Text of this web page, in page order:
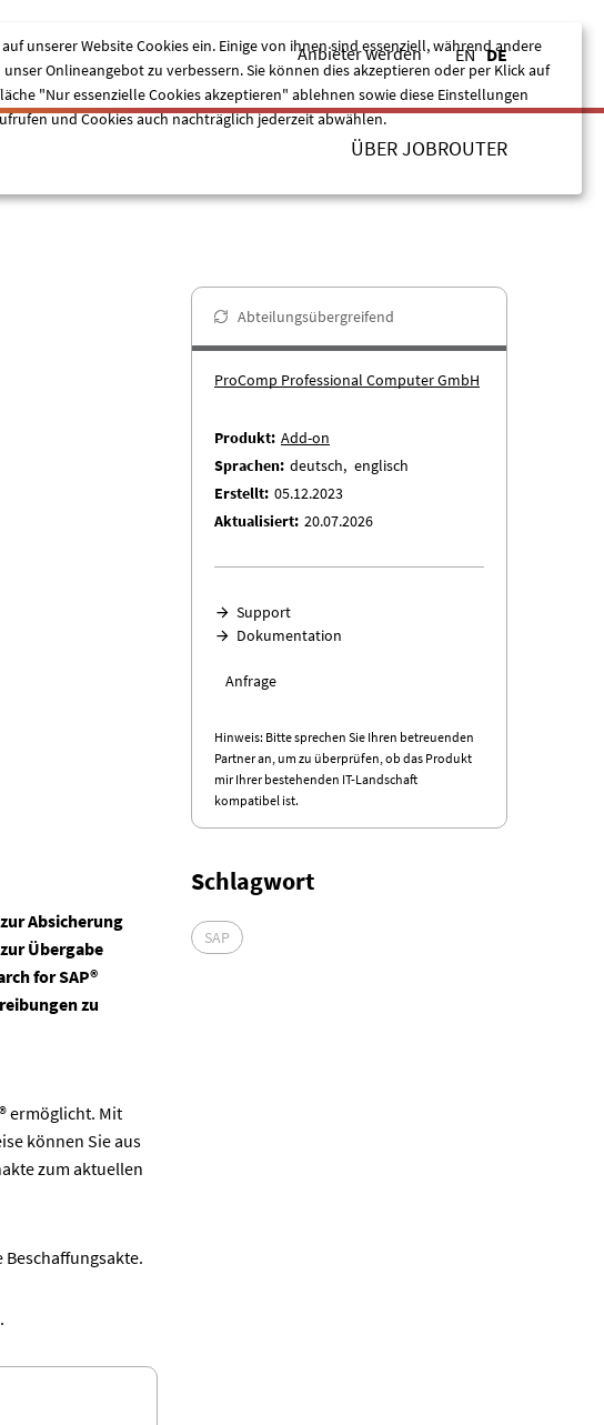
Anbieter werden
EN DE
ÜBER JOBROUTER
Absicherung
Übergabe
for SAP®
zu
ermöglicht. Mit
können Sie aus
zum aktuellen
Abteilungsübergreifend
ProComp Professional Computer GmbH
Produkt Add-on
Sprachen deutsch
englisch
Erstellt 05.12.2023
Aktualisiert 20.07.2026
Support
Dokumentation
Anfrage
Hinweis: Bitte sprechen Sie Ihren betreuenden
Partner an, um zu überprüfen, ob das Produkt
mir Ihrer bestehenden IT-Landschaft
kompatibel ist.
Schlagwort
SAP
unserer Website Cookies ein. Einige von ihnen sind essenziell, während andere
Onlineangebot zu verbessern. Sie können dies akzeptieren oder per Klick auf
"Nur essenzielle Cookies akzeptieren" ablehnen sowie diese Einstellungen
und Cookies auch nachträglich jederzeit abwählen.